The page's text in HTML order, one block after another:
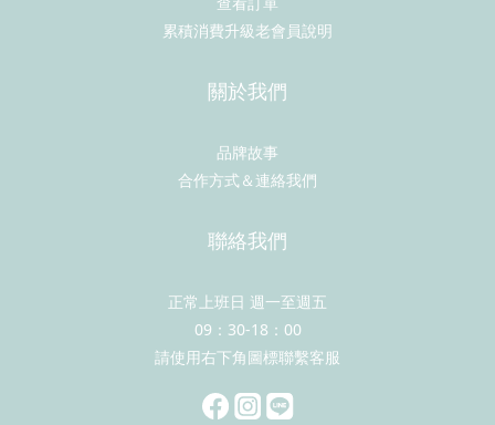
累積消費升級老會員說明
關於我們
品牌故事
合作方式＆連絡我們
聯絡我們
正常上班日 週一至週五
09：30-18：00
請使用右下角圖標聯繫客服